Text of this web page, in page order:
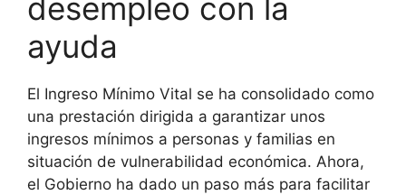
desempleo con la
ayuda
El Ingreso Mínimo Vital se ha consolidado como
una prestación dirigida a garantizar unos
ingresos mínimos a personas y familias en
situación de vulnerabilidad económica. Ahora,
el Gobierno ha dado un paso más para facilitar